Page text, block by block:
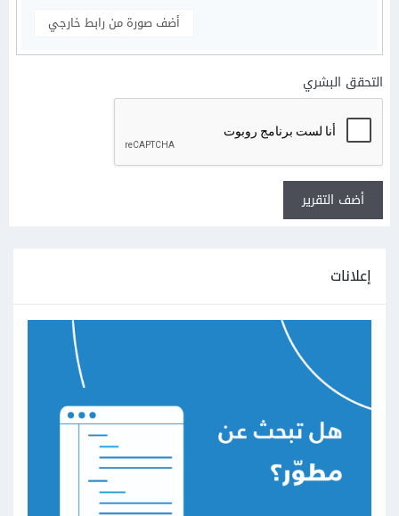
أضف صورة من رابط خارجي
التحقق البشري
أضف التقرير
إعلانات